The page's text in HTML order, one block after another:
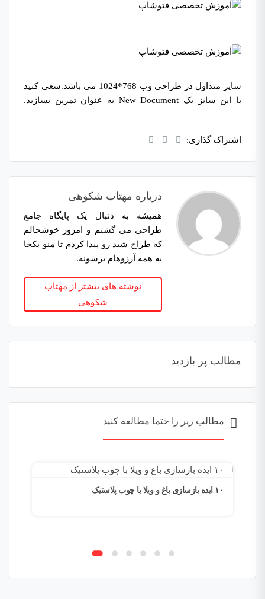
سایز متداول در طراحی وب 768*1024 می باشد.سعی کنید
با این سایز یک New Document به عنوان تمرین بسازید.
اشتراک گذاری:
درباره مهتاب شکوهی
همیشه به دنبال یک پایگاه جامع
طراحی می گشتم و امروز خوشحالم
که طراح شید رو پیدا کردم تا منو یکجا
به همه آرزوهام برسونه.
نوشته های بیشتر از مهتاب
شکوهی
مطالب پر بازدید
مطالب زیر را حتما مطالعه کنید
۱۰ ایده‌ بازسازی باغ و ویلا با چوب پلاستیک